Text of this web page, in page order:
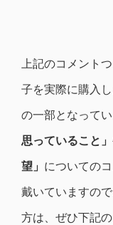
上記のコメント
子を実際に購入
の一部となってい
思っていること」
望」 についての
戴いていますの
方は、ぜひ下記